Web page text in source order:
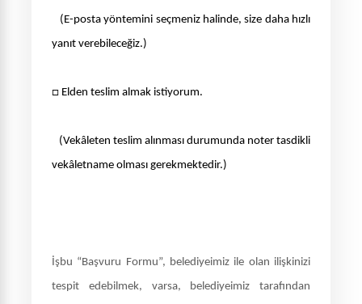
(E-posta yöntemini seçmeniz halinde, size daha hızlı
yanıt verebileceğiz.)
□ Elden teslim almak istiyorum.
(Vekâleten teslim alınması durumunda noter tasdikli
vekâletname olması gerekmektedir.)
İşbu “Başvuru Formu”, belediyeimiz ile olan ilişkinizi
tespit edebilmek, varsa, belediyeimiz tarafından